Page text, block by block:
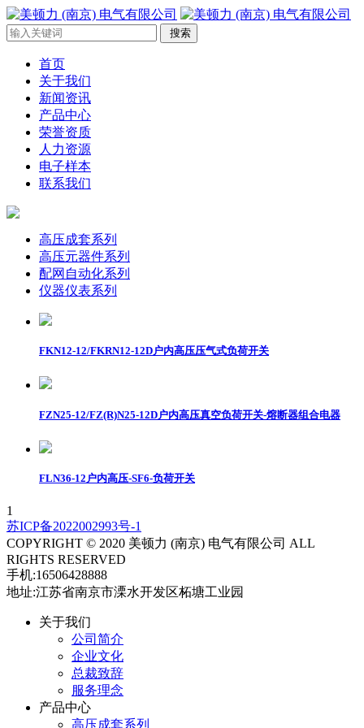
首页
关于我们
新闻资讯
产品中心
荣誉资质
人力资源
电子样本
联系我们
高压成套系列
高压元器件系列
配网自动化系列
仪器仪表系列
FKN12-12/FKRN12-12D户内高压压气式负荷开关
FZN25-12/FZ(R)N25-12D户内高压真空负荷开关-熔断器组合电器
FLN36-12户内高压-SF6-负荷开关
1
苏ICP备2022002993号-1
COPYRIGHT © 2020 美顿力 (南京) 电气有限公司 ALL
RIGHTS RESERVED
手机:16506428888
地址:江苏省南京市溧水开发区柘塘工业园
关于我们
公司简介
企业文化
总裁致辞
服务理念
产品中心
高压成套系列